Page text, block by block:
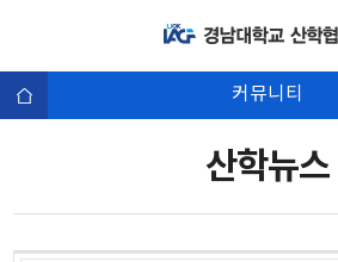
커뮤니티
산학뉴스